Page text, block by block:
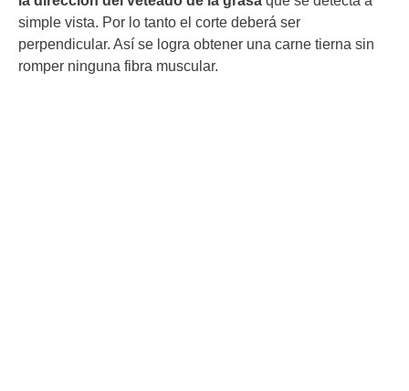
simple vista. Por lo tanto el corte deberá ser
perpendicular. Así se logra obtener una carne tierna sin
romper ninguna fibra muscular.